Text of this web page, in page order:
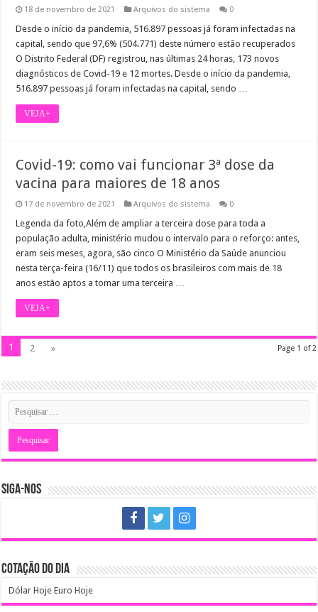
18 de novembro de 2021 Arquivos do sistema 0
Desde o início da pandemia, 516.897 pessoas já foram infectadas na
capital, sendo que 97,6% (504.771) deste número estão recuperados
O Distrito Federal (DF) registrou, nas últimas 24 horas, 173 novos
diagnósticos de Covid-19 e 12 mortes. Desde o início da pandemia,
516.897 pessoas já foram infectadas na capital, sendo …
VEJA+
Covid-19: como vai funcionar 3ª dose da
vacina para maiores de 18 anos
17 de novembro de 2021 Arquivos do sistema 0
Legenda da foto,Além de ampliar a terceira dose para toda a
população adulta, ministério mudou o intervalo para o reforço: antes,
eram seis meses, agora, são cinco O Ministério da Saúde anunciou
nesta terça-feira (16/11) que todos os brasileiros com mais de 18
anos estão aptos a tomar uma terceira …
VEJA+
Page 1 of 2
1 2 »
SIGA-NOS
COTAÇÃO DO DIA
Dólar Hoje Euro Hoje